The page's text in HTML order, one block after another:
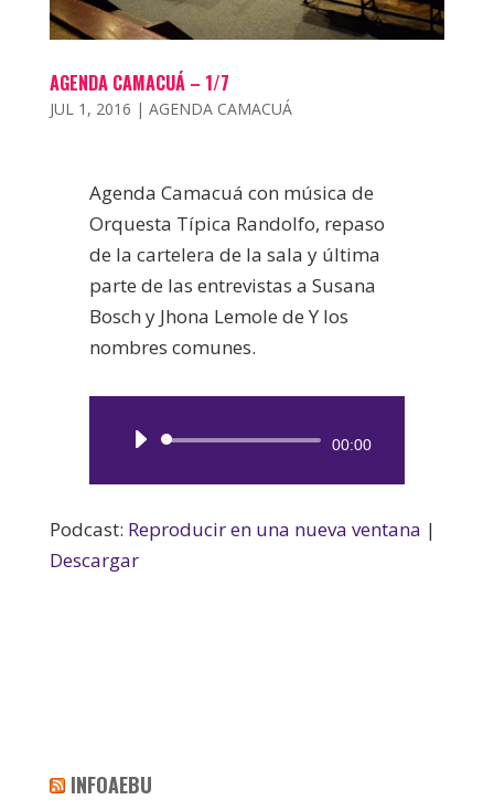
AGENDA CAMACUÁ – 1/7
JUL 1, 2016 | AGENDA CAMACUÁ
Agenda Camacuá con música de
Orquesta Típica Randolfo, repaso
de la cartelera de la sala y última
parte de las entrevistas a Susana
Bosch y Jhona Lemole de Y los
nombres comunes.
Reproductor
00:00
Podcast: Reproducir en una nueva ventana |
Descargar
INFOAEBU